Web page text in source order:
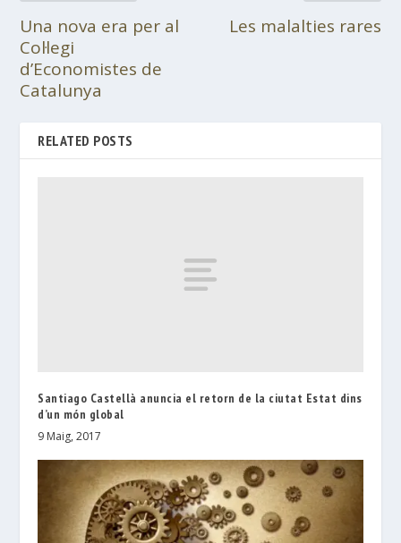
Una nova era per al
Col·legi
d’Economistes de
Catalunya
Les malalties rares
RELATED POSTS
Santiago Castellà anuncia el retorn de la ciutat Estat dins
d’un món global
9 Maig, 2017